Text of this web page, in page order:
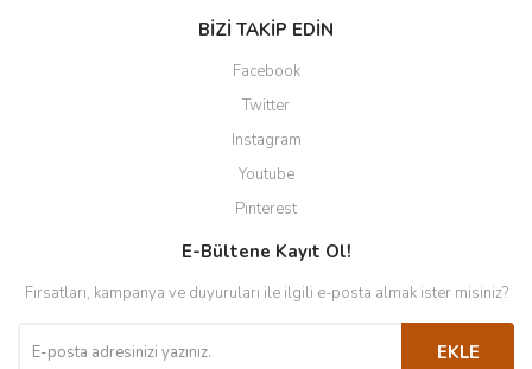
BİZİ TAKİP EDİN
Facebook
Twitter
Instagram
Youtube
Pinterest
E-Bültene Kayıt Ol!
Fırsatları, kampanya ve duyuruları ile ilgili e-posta almak ister misiniz?
EKLE